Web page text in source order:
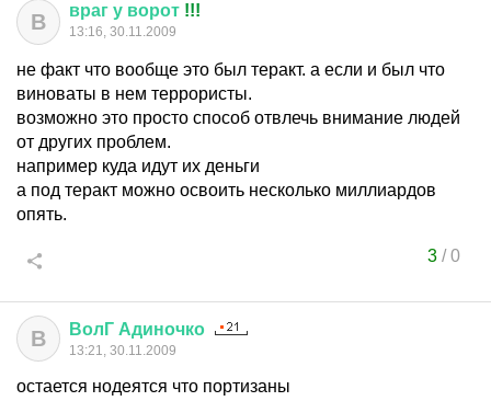
В враг у ворот !!!
13:16, 30.11.2009
не факт что вообще это был теракт. а если и был что
виноваты в нем террористы.
возможно это просто способ отвлечь внимание людей
от других проблем.
например куда идут их деньги
а под теракт можно освоить несколько миллиардов
опять.
3/0
В ВолГ Адиночко
13:21, 30.11.2009
остается нодеятся что портизаны